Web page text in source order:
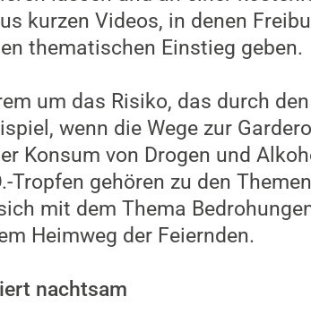
kurzen Videos, in denen
thematischen Einstieg geben.
um das Risiko, das durch
wenn die Wege zur
Konsum von Drogen und
Tropfen gehören zu den
mit dem Thema
Heimweg der Feiernden.
nachtsam